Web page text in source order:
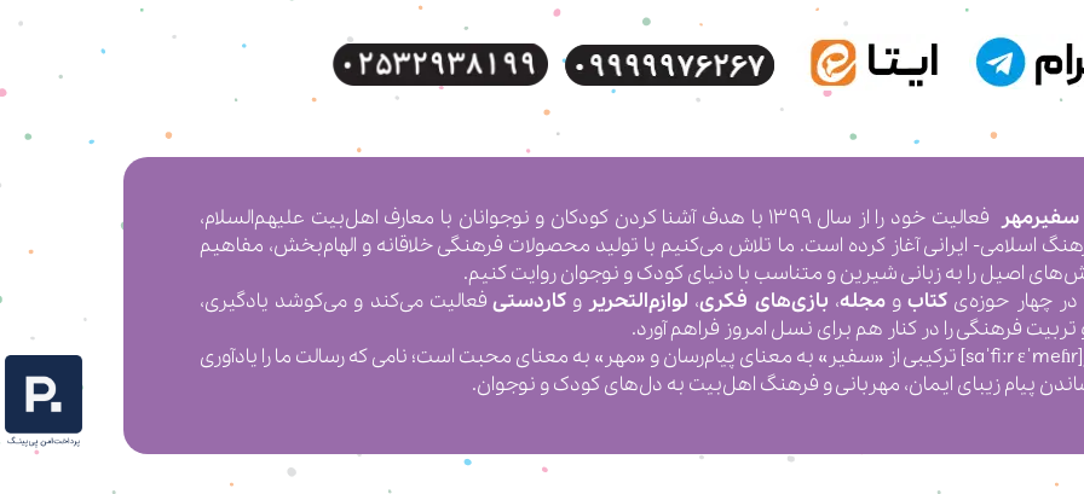
سفیرمهر
فعالیت خود را از سال ۱۳۹۹ با هدف آشنا کردن کودکان و نوجوانان با معارف اهل‌بیت علیهم‌السلام،
اسلامی- ایرانی آغاز کرده است. ما تلاش می‌کنیم با تولید محصولات فرهنگی خلاقانه و الهام‌بخش، مفاهیم
اصیل را به زبانی شیرین و متناسب با دنیای کودک و نوجوان روایت کنیم.
چهار حوزه‌ی کتاب ومجله، بازی‌های فکری، لوازم‌التحریر وکاردستی فعالیت می‌کند و می‌کوشد یادگیری،
فرهنگی را در کنار هم برای نسل امروز فراهم آورد.
[saˈfiːr ɛˈmeɦr] ترکیبی از «سفیر» به معنای پیام‌رسان و «مهر» به معنای محبت است؛ نامی که رسالت ما را یادآوری
پیام زیبای ایمان، مهربانی و فرهنگ اهل‌بیت به دل‌های کودک و نوجوان.